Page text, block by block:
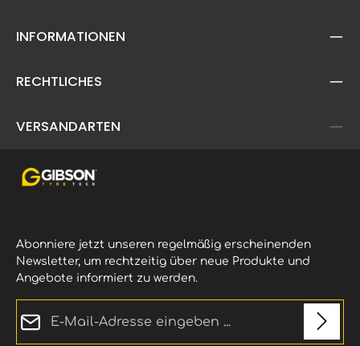
INFORMATIONEN
RECHTLICHES
VERSANDARTEN
Abonniere jetzt unseren regelmäßig erscheinenden
Newsletter, um rechtzeitig über neue Produkte und
Angebote informiert zu werden.